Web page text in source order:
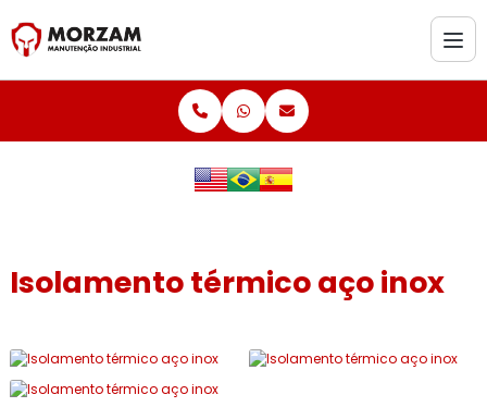
Isolamento térmico aço inox